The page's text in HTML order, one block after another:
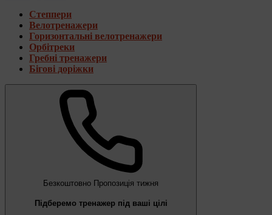
Степпери
Велотренажери
Горизонтальні велотренажери
Орбітреки
Гребні тренажери
Бігові доріжки
Безкоштовно Пропозиція тижня
Підберемо тренажер під ваші цілі